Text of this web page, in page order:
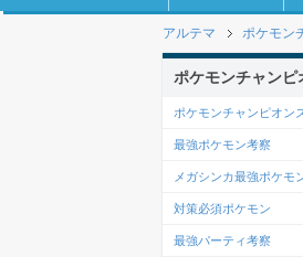
アルテマ ポケモン
ポケモンチャンピ
ポケモンチャンピオン
最強ポケモン考察
メガシンカ最強ポケモ
対策必須ポケモン
最強パーティ考察